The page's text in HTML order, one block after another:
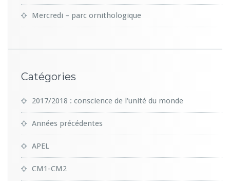
Mercredi – parc ornithologique
Catégories
2017/2018 : conscience de l'unité du monde
Années précédentes
APEL
CM1-CM2